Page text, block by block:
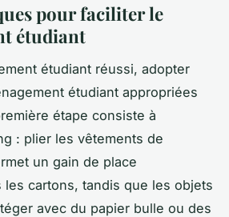
pour faciliter le
étudiant
étudiant réussi, adopter
étudiant appropriées
étape consiste à
: plier les vêtements de
un gain de place
les cartons, tandis que les objets
avec du papier bulle ou des